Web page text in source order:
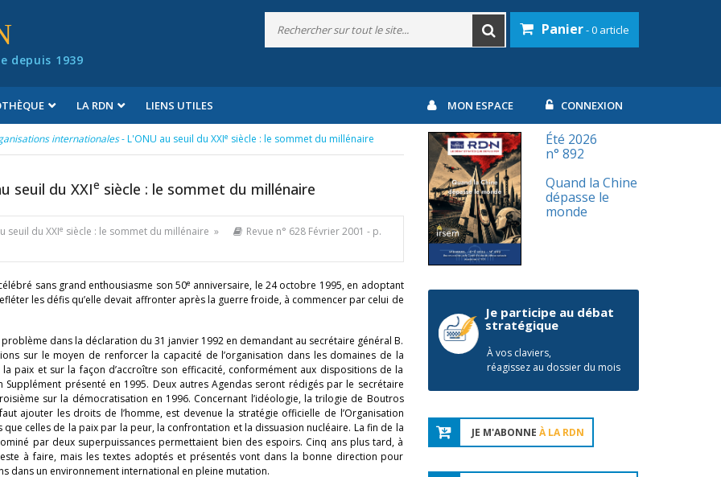
depuis 1939
Panier- 0 article
LA RDN LIENS UTILES MON ESPACE CONNEXION
internationales- L'ONU au seuil du XXIe siècle : le sommet du millénaire
seuil du XXIe siècle : le sommet du millénaire
seuil du XXIe siècle : le sommet du millénaire » Revue n° 628 Février 2001 - p.
sans grand enthousiasme son 50e anniversaire, le 24 octobre 1995, en adoptant
les défis qu’elle devait affronter après la guerre froide, à commencer par celui de
dans la déclaration du 31 janvier 1992 en demandant au secrétaire général B.
sur le moyen de renforcer la capacité de l’organisation dans les domaines de la
paix et sur la façon d’accroître son efficacité, conformément aux dispositions de la
présenté en 1995. Deux autres Agendas seront rédigés par le secrétaire
sur la démocratisation en 1996. Concernant l’idéologie, la trilogie de Boutros
ajouter les droits de l’homme, est devenue la stratégie officielle de l’Organisation
celles de la paix par la peur, la confrontation et la dissuasion nucléaire. La fin de la
par deux superpuissances permettaient bien des espoirs. Cinq ans plus tard, à
à faire, mais les textes adoptés et présentés vont dans la bonne direction pour
dans un environnement international en pleine mutation.
Été 2026
n° 892
Quand la Chine
dépasse le
monde
Je participe au débat
stratégique
À vos claviers,
réagissez au dossier du mois
JE M'ABONNE À LA RDN